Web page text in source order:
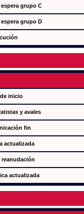
grupo C
grupo D
inicio
y avales
fin
actualizada
actualizada